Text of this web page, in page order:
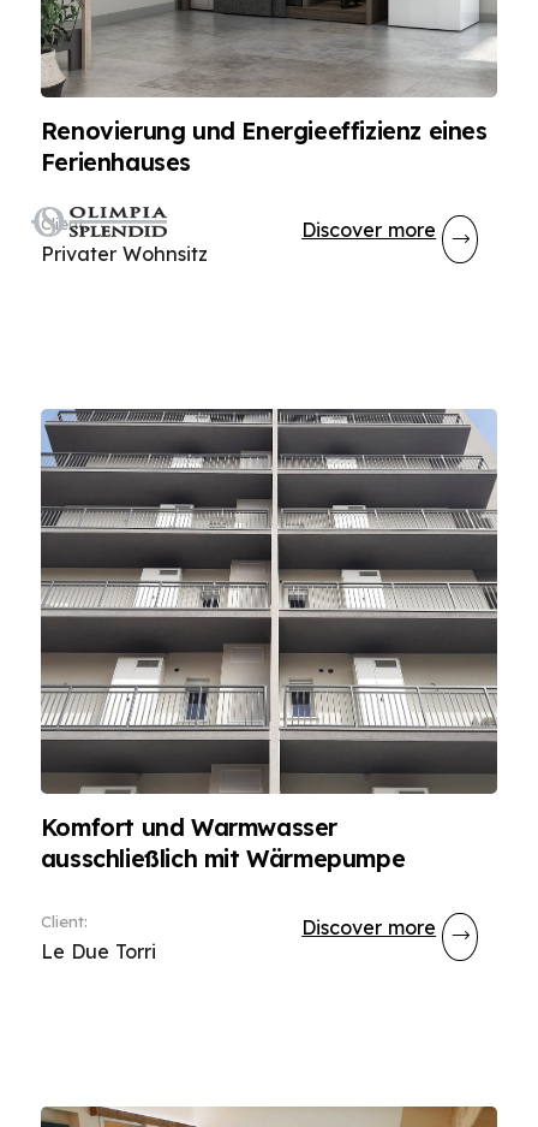
Renovierung und Energieeffizienz eines
Ferienhauses
Client:
Privater Wohnsitz
Discover more
Komfort und Warmwasser
ausschließlich mit Wärmepumpe
Client:
Le Due Torri
Discover more